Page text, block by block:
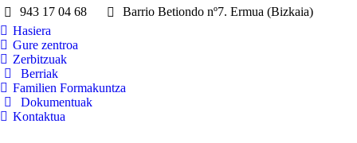
943 17 04 68 Barrio Betiondo nº7. Ermua (Bizkaia)
Hasiera
Gure zentroa
Zerbitzuak
Berriak
Familien Formakuntza
Dokumentuak
Kontaktua